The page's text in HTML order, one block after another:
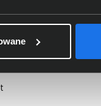
prywatności